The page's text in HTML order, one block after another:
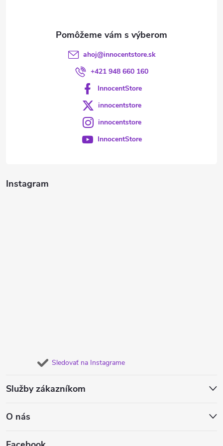
Instagram
Sledovať na Instagrame
Služby zákazníkom
O nás
ahoj@innocentstore.sk
+421 948 660 160
InnocentStore
innocentstore
innocentstore
InnocentStore